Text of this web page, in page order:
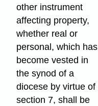
other instrument
affecting property,
whether real or
personal, which has
become vested in
the synod of a
diocese by virtue of
section 7, shall be